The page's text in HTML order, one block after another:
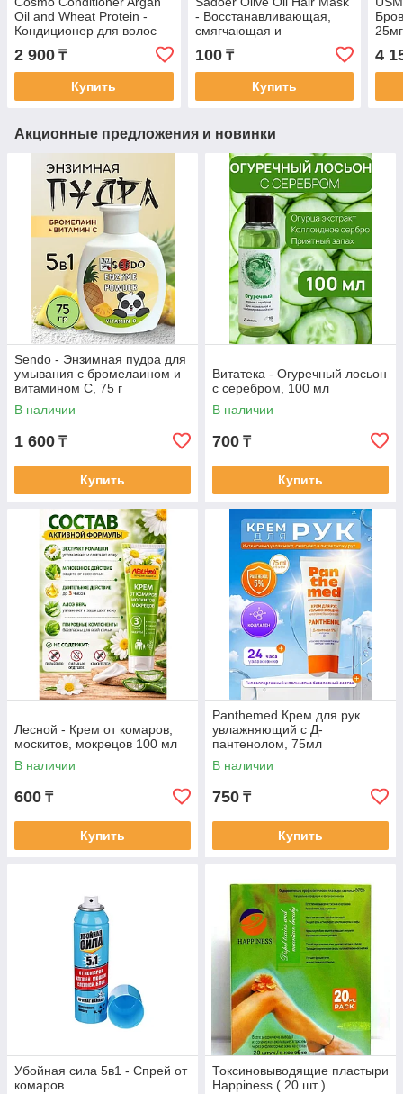
Oil and Wheat Protein -
Кондиционер для волос
Аргановое масло и
пшеничный протеин 1000
мг
2 900 ₸
Купить
- Восстанавливающая,
смягчающая и
питательная маска для
волос с оливковым
маслом 8 гр
100₸
Купить
25мг
4
Акционные предложения и новинки
Sendo - Энзимная пудра для
умывания с бромелаином и
витамином С, 75 г
В наличии
1 600 ₸
Купить
Витатека - Огуречный лосьон
с серебром, 100 мл
В наличии
700 ₸
Купить
Лесной - Крем от комаров,
москитов, мокрецов 100 мл
В наличии
600 ₸
Купить
Panthemed Крем для рук
увлажняющий с Д-
пантенолом, 75мл
В наличии
750 ₸
Купить
Убойная сила 5в1 - Спрей от
комаров
Токсиновыводящие пластыри
Happiness ( 20 шт )